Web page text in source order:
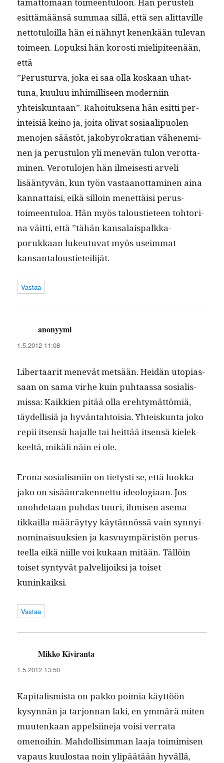
tämät­tömään toimeen­tu­loon. Hän perusteli
esit­tämään­sä sum­maa sil­lä, että sen alit­taville
net­to­tu­loil­la hän ei näh­nyt kenenkään tule­van
toimeen. Lopuk­si hän korosti mielip­i­teenään,
että
”Perus­tur­va, joka ei saa olla koskaan uhat­
tuna, kuu­luu inhimil­liseen mod­erni­in
yhteiskun­taan”. Rahoituk­se­na hän esit­ti per­
in­teisiä keino ja, joi­ta oli­vat sosi­aalipuolen
meno­jen säästöt, jakoby­rokra­t­ian vähen­e­m­i­
nen ja perus­tu­lon yli menevän tulon verot­ta­
mi­nen. Vero­tu­lo­jen hän ilmeis­es­ti arveli
lisään­tyvän, kun työn vas­taan­ot­ta­mi­nen aina
kan­nat­taisi, eikä sil­loin menet­täisi perus­
toimeen­tu­loa. Hän myös talousti­eteen tohto­ri­
na väit­ti, että ”tähän kansalais­palkka­
porukkaan lukeu­tu­vat myös useim­mat
kansantaloustieteilijät.
Vastaa
anonyymi
1.5.2012 11:08
Lib­er­taar­it menevät met­sään. Hei­dän utopi­as­
saan on sama virhe kuin puh­taas­sa sosial­is­
mis­sa: Kaikkien pitää olla ere­htymät­tömiä,
täy­del­lisiä ja hyvän­tah­toisia. Yhteiskun­ta joko
repii itsen­sä hajalle tai heit­tää itsen­sä kielek­
keeltä, mikäli näin ei ole.
Erona sosial­is­mi­in on tietysti se, että luokka­
jako on sisään­raken­net­tu ide­olo­giaan. Jos
uno­hde­taan puh­das tuuri, ihmisen ase­ma
tikkail­la määräy­tyy käytän­nössä vain syn­nyi­
nom­i­naisuuk­sien ja kasvuym­päristön perus­
teel­la eikä niille voi kukaan mitään. Täl­löin
toiset syn­tyvät palveli­joik­si ja toiset
kuninkaiksi.
Vastaa
Mikko Kiviranta
1.5.2012 13:50
Kap­i­tal­is­mista on pakko poimia käyt­töön
kysyn­nän ja tar­jon­nan laki, en ymmärä miten
muutenkaan appel­si­ine­ja voisi ver­ra­ta
omenoi­hin. Mah­dol­lisim­man laa­ja toim­imisen
vapaus kuu­lostaa noin ylipäätään hyväl­lä,